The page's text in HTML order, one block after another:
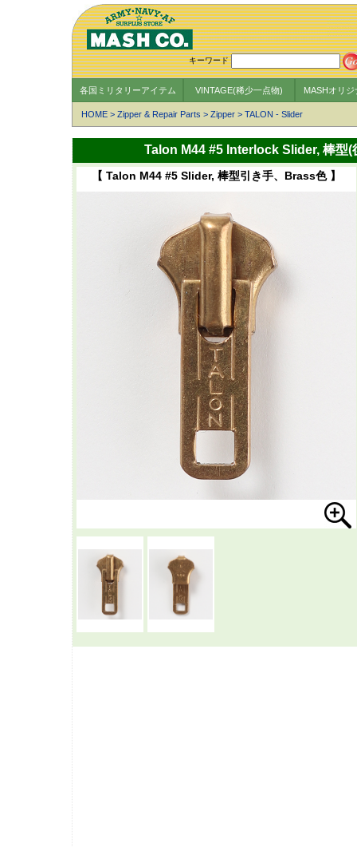
キーワード
各国ミリタリーアイテム VINTAGE(稀少一点物) MASHオリ
HOME > Zipper & Repair Parts > Zipper > TALON - Slider
Talon M44 #5 Interlock Slider, 棒型
【 Talon M44 #5 Slider, 棒型引き手、Brass色 】